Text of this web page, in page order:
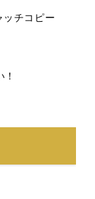
ッチコピー